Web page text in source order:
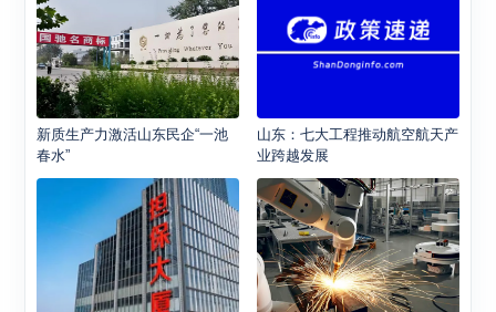
新质生产力激活山东民企“一池
春水”
山东：七大工程推动航空航天产
业跨越发展